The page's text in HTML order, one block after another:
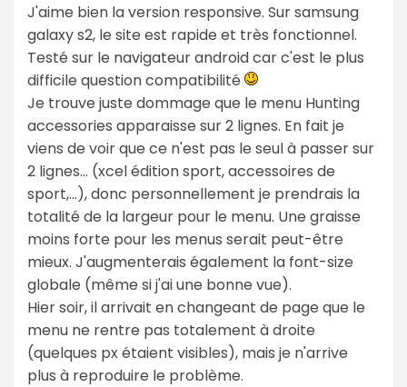
J'aime bien la version responsive. Sur samsung
galaxy s2, le site est rapide et très fonctionnel.
Testé sur le navigateur android car c'est le plus
difficile question compatibilité
Je trouve juste dommage que le menu Hunting
accessories apparaisse sur 2 lignes. En fait je
viens de voir que ce n'est pas le seul à passer sur
2 lignes... (xcel édition sport, accessoires de
sport,...), donc personnellement je prendrais la
totalité de la largeur pour le menu. Une graisse
moins forte pour les menus serait peut-être
mieux. J'augmenterais également la font-size
globale (même si j'ai une bonne vue).
Hier soir, il arrivait en changeant de page que le
menu ne rentre pas totalement à droite
(quelques px étaient visibles), mais je n'arrive
plus à reproduire le problème.